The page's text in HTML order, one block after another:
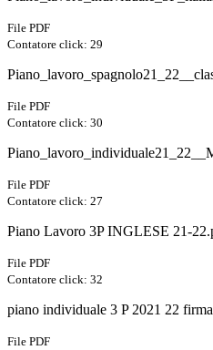
File PDF
Contatore click: 29
File PDF
Contatore click: 30
File PDF
Contatore click: 27
Piano Lavoro 3P INGLESE 21-
File PDF
Contatore click: 32
piano individuale 3 P 2021 22
File PDF